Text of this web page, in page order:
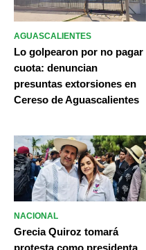
AGUASCALIENTES
Lo golpearon por no pagar
cuota: denuncian
presuntas extorsiones en
Cereso de Aguascalientes
NACIONAL
Grecia Quiroz tomará